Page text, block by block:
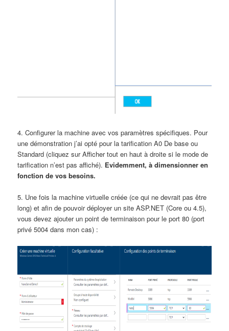
4. Configurer la machine avec vos paramètres spécifiques. Pour
une démonstration j’ai opté pour la tarification A0 De base ou
Standard (cliquez sur Afficher tout en haut à droite si le mode de
tarification n’est pas affiché). Evidemment, à dimensionner en
fonction de vos besoins.
5. Une fois la machine virtuelle créée (ce qui ne devrait pas être
long) et afin de pouvoir déployer un site ASP.NET (Core ou 4.5),
vous devez ajouter un point de terminaison pour le port 80 (port
privé 5004 dans mon cas) :